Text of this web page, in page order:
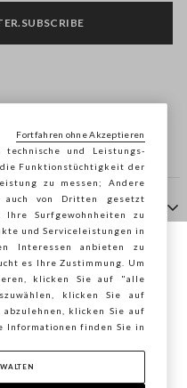
04240010274 - Kap.
STEFANEL
Standort
technische und Leistungs-
die Funktionstüchtigkeit der
zu messen; Andere
auch von Dritten gesetzt
Surfgewohnheiten zu
und Serviceleistungen in
Interessen anbieten zu
es Ihre Zustimmung. Um
klicken Sie auf "alle
klicken Sie auf
klicken Sie auf
Informationen finden Sie in
Fortfahren ohne Akzeptieren